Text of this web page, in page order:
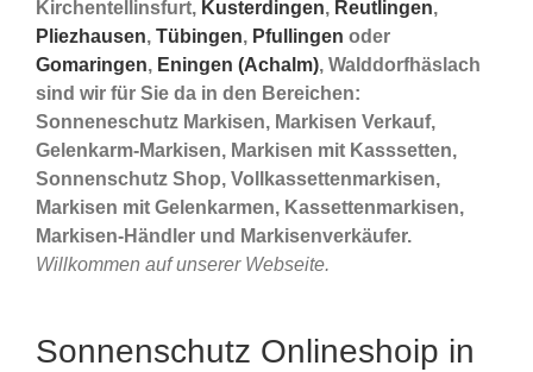
Kirchentellinsfurt, Kusterdingen, Reutlingen,
Pliezhausen, Tübingen, Pfullingen oder
Gomaringen, Eningen (Achalm), Walddorfhäslach
sind wir für Sie da in den Bereichen:
Sonneneschutz Markisen, Markisen Verkauf,
Gelenkarm-Markisen, Markisen mit Kasssetten,
Sonnenschutz Shop, Vollkassettenmarkisen,
Markisen mit Gelenkarmen, Kassettenmarkisen,
Markisen-Händler und Markisenverkäufer.
Willkommen auf unserer Webseite.
Sonnenschutz Onlineshoip in